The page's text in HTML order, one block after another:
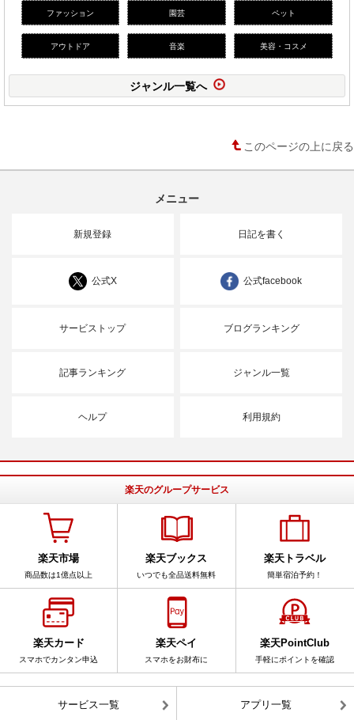
ファッション 園芸 ペット
アウトドア 音楽 美容・コスメ
ジャンル一覧へ
このページの上に戻る
メニュー
新規登録 日記を書く
公式X 公式facebook
サービストップ ブログランキング
記事ランキング ジャンル一覧
ヘルプ 利用規約
楽天のグループサービス
楽天市場
商品数は1億点以上
楽天ブックス
いつでも全品送料無料
楽天トラベル
簡単宿泊予約！
楽天カード
スマホでカンタン申込
楽天ペイ
スマホをお財布に
楽天PointClub
手軽にポイントを確認
サービス一覧 アプリ一覧